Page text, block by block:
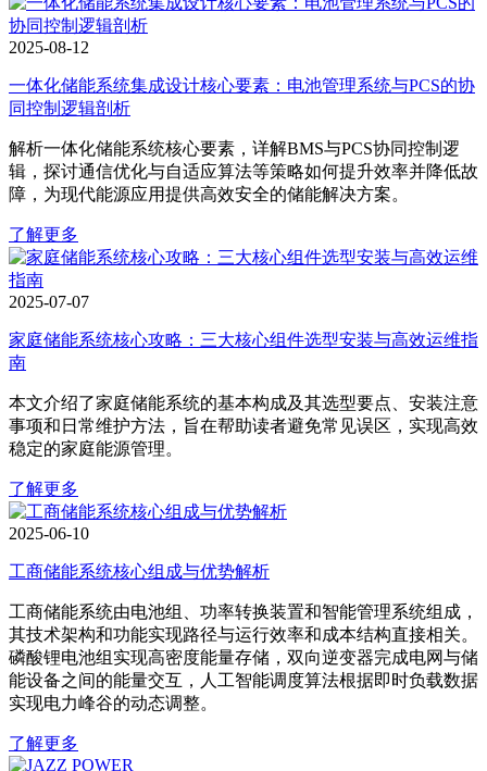
2025-08-12
一体化储能系统集成设计核心要素：电池管理系统与PCS的协
同控制逻辑剖析
解析一体化储能系统核心要素，详解BMS与PCS协同控制逻
辑，探讨通信优化与自适应算法等策略如何提升效率并降低故
障，为现代能源应用提供高效安全的储能解决方案。
了解更多
2025-07-07
家庭储能系统核心攻略：三大核心组件选型安装与高效运维指
南
本文介绍了家庭储能系统的基本构成及其选型要点、安装注意
事项和日常维护方法，旨在帮助读者避免常见误区，实现高效
稳定的家庭能源管理。
了解更多
2025-06-10
工商储能系统核心组成与优势解析
工商储能系统由电池组、功率转换装置和智能管理系统组成，
其技术架构和功能实现路径与运行效率和成本结构直接相关。
磷酸锂电池组实现高密度能量存储，双向逆变器完成电网与储
能设备之间的能量交互，人工智能调度算法根据即时负载数据
实现电力峰谷的动态调整。
了解更多